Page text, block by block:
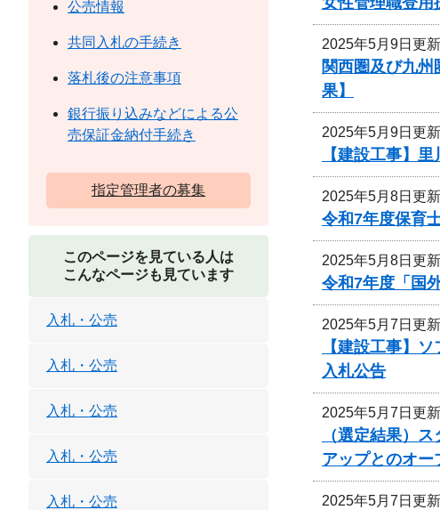
2025年5月9日更新
関西圏及び九
果】
2025年5月9日更新
【建設工事】
2025年5月8日更新
令和7年度保育
2025年5月8日更新
令和7年度「国
2025年5月7日更新
【建設工事】
入札公告
2025年5月7日更新
（選定結果）
アップとのオー
2025年5月7日更新
公売情報
共同入札の手続き
落札後の注意事項
銀行振り込みなどによる公
売保証金納付手続き
指定管理者の募集
このページを見ている人は
こんなページも見ています
入札・公売
入札・公売
入札・公売
入札・公売
入札・公売